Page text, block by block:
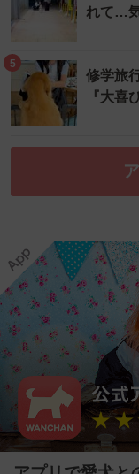
れて…
5
修学旅
『大喜